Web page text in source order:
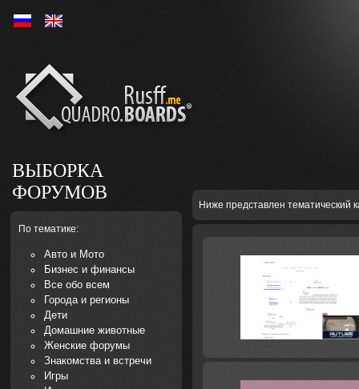
Ру En
ВЫБОРКА
ФОРУМОВ
По тематике:
Авто и Мото
Бизнес и финансы
Все обо всем
Города и регионы
Дети
Домашние животные
Женские форумы
Знакомства и встречи
Игры
Ниже представлен тематический